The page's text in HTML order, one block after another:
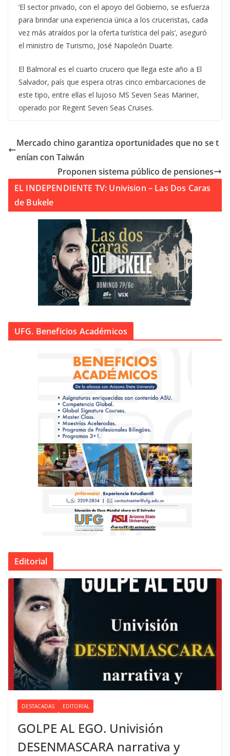
‘El sector privado, con el apoyo del Gobierno, se esfuerza
para brindar una experiencia única a los cruceristas, cada
vez más atraídos por la oferta turística del país’, aseguró
el ministro de Turismo, José Napoleón Duarte.
El Balmoral es el cuarto crucero que llega este año a El
Salvador, país que espera otras cinco embarcaciones de
este tipo, entre ellas el lujoso MS Seven Seas Mariner,
operado por Regent Seven Seas Cruises.
Mercado chino garantiza oportunidades que no se t
enían con Taiwán
Proponen sistema público de pensiones
EL INDEPENDIENTE TV: Univision – Las Dos Caras
de Bukele
UFG. Beneficios Académicos
Editorial
DESTACADAS EDITORIAL
GOLPE AL EGO. Univisión
DESENMASCARA narrativa y